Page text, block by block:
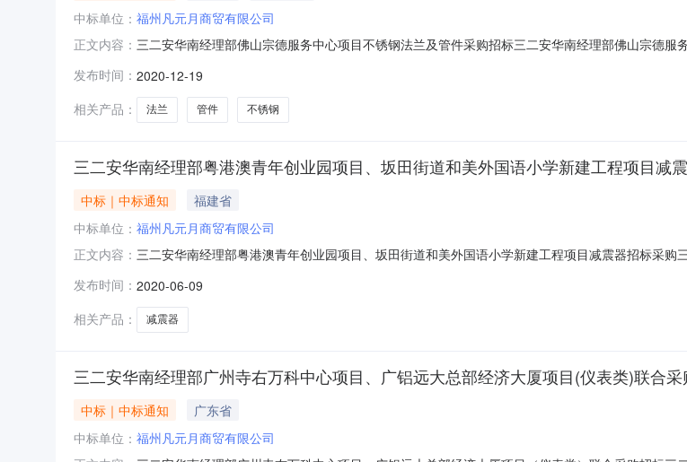
中标单位： 福州凡元月商贸有限公司
正文内容： 三二安华南经理部佛山宗德服务中心项目不锈钢法兰及管件采购招标三二安华南经理部佛山宗德
发布时间： 2020-12-19
相关产品：
法兰 管件 不锈钢
三二安华南经理部粤港澳青年创业园项目、坂田街道和美外国语小学新建工程项目减
中标｜中标通知
福建省
中标单位： 福州凡元月商贸有限公司
正文内容： 三二安华南经理部粤港澳青年创业园项目、坂田街道和美外国语小学新建工程项目减震器招标采
https://mall.yzw.cn/Tender/resultdetails/1740249;
发布时间： 2020-06-09
相关产品：
减震器
三二安华南经理部广州寺右万科中心项目、广铝远大总部经济大厦项目(仪表类)联合
中标｜中标通知
广东省
中标单位： 福州凡元月商贸有限公司